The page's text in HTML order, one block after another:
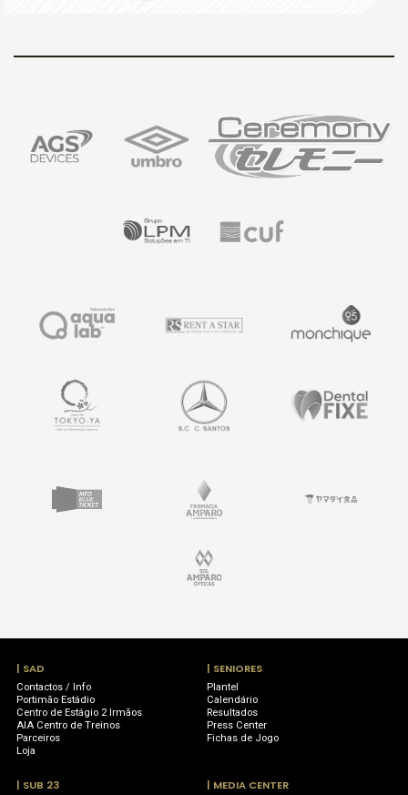
| SAD
Contactos / Info
Portimão Estádio
Centro de Estágio 2 Irmãos
AIA Centro de Treinos
Parceiros
Loja
| SENIORES
Plantel
Calendário
Resultados
Press Center
Fichas de Jogo
| SUB 23 | MEDIA CENTER